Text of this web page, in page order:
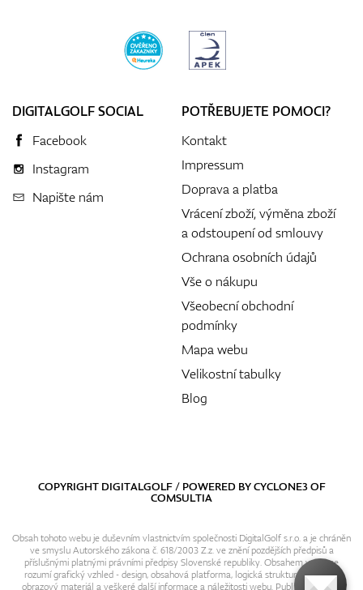
DIGITALGOLF SOCIAL
Facebook
Instagram
Napište nám
POTŘEBUJETE POMOCI?
Kontakt
Impressum
Doprava a platba
Vrácení zboží, výměna zboží
a odstoupení od smlouvy
Ochrana osobních údajů
Vše o nákupu
Všeobecní obchodní
podmínky
Mapa webu
Velikostní tabulky
Blog
COPYRIGHT DIGITALGOLF / POWERED BYCYCLONE3OF
COMSULTIA
Obsah tohoto webu je duševním vlastnictvím společnosti DigitalGolf s.r.o. a je chráněn
ve smyslu Autorského zákona č. 618/2003 Z.z. ve znění pozdějších předpisů a
příslušnými platnými právními předpisy Slovenské republiky. Obsahem webu se
rozumí grafický vzhled - design, obsahová platforma, logická struktura, textový i
obrazový materiál a veškeré další informace a náležitosti webu. Publikování resp.